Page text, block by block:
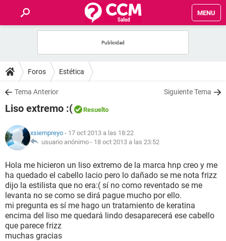
MENU
FOROS
SALUD
NUTRICIÓN
BIENESTAR
SEXUALIDAD
GLOSARIO
Foros Estética
Tema Anterior Siguiente Tema
Liso extremo :( Resuelto
xsiempreyo - 17 oct 2013 a las 18:22
usuario anónimo - 18 oct 2013 a las 23:52
Hola me hicieron un liso extremo de la marca hnp creo y me
ha quedado el cabello lacio pero lo dañado se me nota frizz
dijo la estilista que no era:( sí no como reventado se me
levanta no se como se dirá pague mucho por ello.
mi pregunta es sí me hago un tratamiento de keratina
encima del liso me quedará lindo desaparecerá ese cabello
que parece frizz
muchas gracias